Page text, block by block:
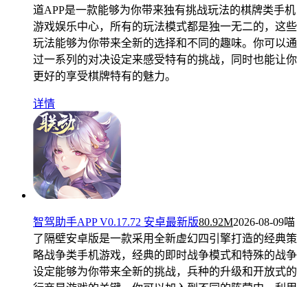
道APP是一款能够为你带来独有挑战玩法的棋牌类手机
游戏娱乐中心，所有的玩法模式都是独一无二的，这些
玩法能够为你带来全新的选择和不同的趣味。你可以通
过一系列的对决设定来感受特有的挑战，同时也能让你
更好的享受棋牌特有的魅力。
详情
智驾助手APP V0.17.72 安卓最新版80.92M2026-08-09喵
了隔壁安卓版是一款采用全新虚幻四引擎打造的经典策
略战争类手机游戏，经典的即时战争模式和特殊的战争
设定能够为你带来全新的挑战，兵种的升级和开放式的